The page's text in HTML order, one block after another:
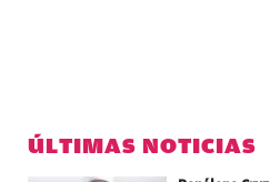
ÚLTIMAS NOTICIAS